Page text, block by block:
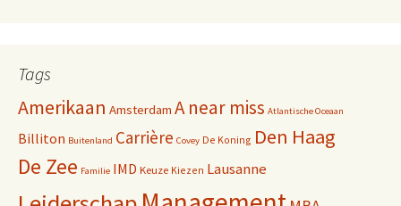
Tags
Amerikaan Amsterdam A near miss Atlantische Oceaan
Billiton Buitenland Carrière Covey De Koning Den Haag
De Zee Familie IMD Keuze Kiezen Lausanne